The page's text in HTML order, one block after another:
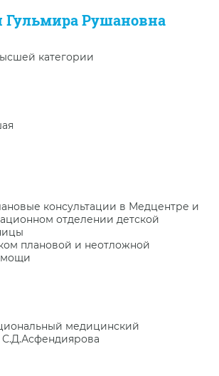
Гульмира Рушановна
категории
консультации в Медцентре и
отделении детской
плановой и неотложной
медицинский